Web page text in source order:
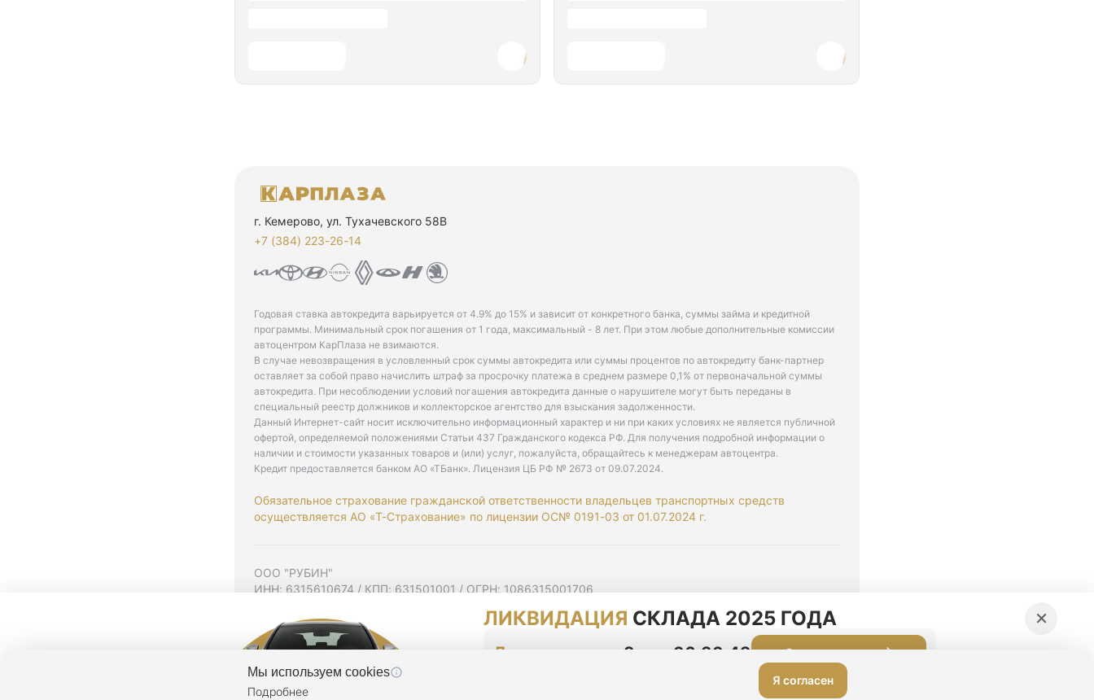
г. Кемерово, ул. Тухачевского 58В
+7 (384) 223-26-14‬
Годовая ставка автокредита варьируется от 4.9% до 15% и зависит от конкретного банка, суммы займа и кредитной
программы. Минимальный срок погашения от 1 года, максимальный - 8 лет. При этом любые дополнительные комиссии
автоцентром КарПлаза не взимаются.
В случае невозвращения в условленный срок суммы автокредита или суммы процентов по автокредиту банк-партнер
оставляет за собой право начислить штраф за просрочку платежа в среднем размере 0,1% от первоначальной суммы
автокредита. При несоблюдении условий погашения автокредита данные о нарушителе могут быть переданы в
специальный реестр должников и коллекторское агентство для взыскания задолженности.
Данный Интернет-сайт носит исключительно информационный характер и ни при каких условиях не является публичной
офертой, определяемой положениями Статьи 437 Гражданского кодекса РФ. Для получения подробной информации о
наличии и стоимости указанных товаров и (или) услуг, пожалуйста, обращайтесь к менеджерам автоцентра.
Кредит предоставляется банком АО «ТБанк». Лицензия ЦБ РФ № 2673 от 09.07.2024.
Обязательное страхование гражданской ответственности владельцев транспортных средств
осуществляется АО «Т-Страхование» по лицензии ОС№ 0191-03 от 01.07.2024 г.
ООО "РУБИН"
ИНН: 6315610674 / КПП: 631501001 / ОГРН: 1086315001706
Согласие на рекламную рассылку
Политика конфиденциальности
Мы используем cookies
Подробнее
Я согласен
ЛИКВИДАЦИЯ СКЛАДА 2025 ГОДА
До конца акции 3 дня 06:20:49 Оставить заявку
×